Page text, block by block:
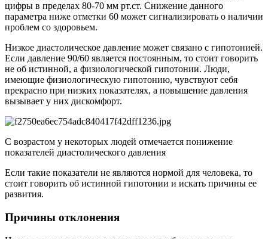
цифры в пределах 80-70 мм рт.ст. Снижение данного
параметра ниже отметки 60 может сигнализировать о наличии
проблем со здоровьем.
Низкое диастолическое давление может связано с гипотонией.
Если давление 90/60 является постоянным, то стоит говорить
не об истинной, а физиологической гипотонии. Люди,
имеющие физиологическую гипотонию, чувствуют себя
прекрасно при низких показателях, а повышение давления
вызывает у них дискомфорт.
С возрастом у некоторых людей отмечается понижение
показателей диастолического давления
Если такие показатели не являются нормой для человека, то
стоит говорить об истинной гипотонии и искать причины ее
развития.
Причины отклонения